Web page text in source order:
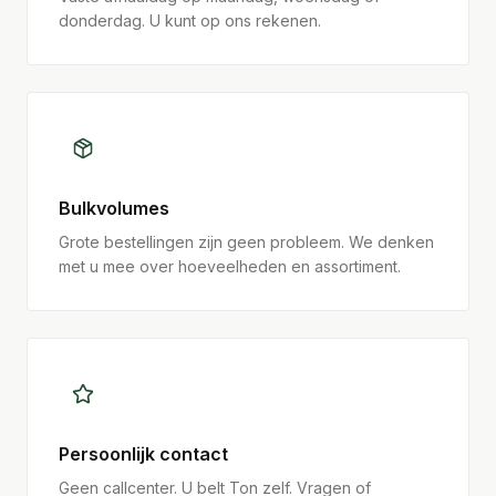
donderdag. U kunt op ons rekenen.
Bulkvolumes
Grote bestellingen zijn geen probleem. We denken
met u mee over hoeveelheden en assortiment.
Persoonlijk contact
Geen callcenter. U belt Ton zelf. Vragen of